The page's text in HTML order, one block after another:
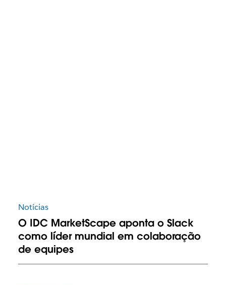
Notícias
O IDC MarketScape aponta o Slack
como líder mundial em colaboração
de equipes